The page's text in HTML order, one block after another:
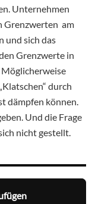
Unternehmen
Grenzwerten am
und sich das
Grenzwerte in
durch
dämpfen können.
Und die Frage
nicht gestellt.